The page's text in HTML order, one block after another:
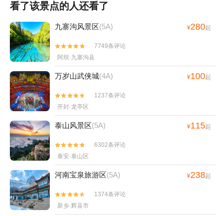
看了该景点的人还看了
九寨沟风景区(5A) ¥280起


7749条评论
阿坝·九寨沟县
万岁山武侠城(4A) ¥100起


1237条评论
开封·龙亭区
泰山风景区(5A) ¥115起


6302条评论
泰安·泰山区
河南宝泉旅游区(5A) ¥238起


1374条评论
新乡·辉县市